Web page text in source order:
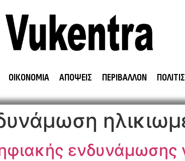
ΟΙΚΟΝΟΜΙΑ ΑΠΟΨΕΙΣ ΠΕΡΙΒΑΛΛΟΝ
ενδυνάμωσης